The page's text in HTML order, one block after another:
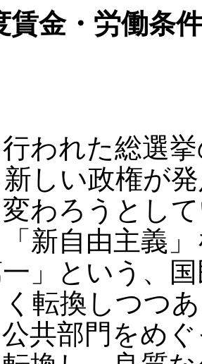
賃金・労働条
われた総選
しい政権が
わろうとし
新自由主義
」という、
転換しつつ
共部門をめぐ